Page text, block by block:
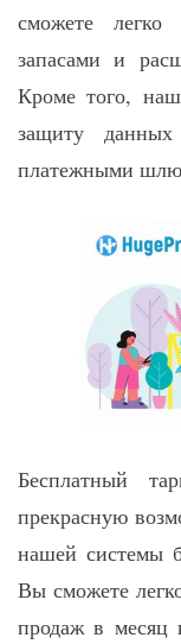
сможете легко
запасами и
Кроме того,
защиту
платежными
Бесплатный
прекрасную
нашей системы
Вы сможете
продаж в месяц